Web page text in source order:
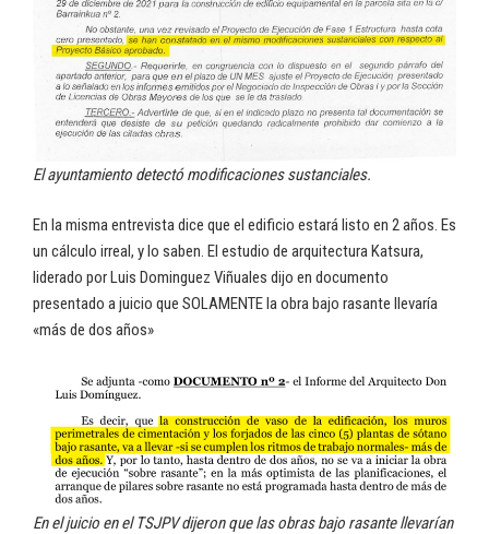
El ayuntamiento detectó modificaciones sustanciales.
En la misma entrevista dice que el edificio estará listo en 2 años. Es
un cálculo irreal, y lo saben. El estudio de arquitectura Katsura,
liderado por Luis Dominguez Viñuales dijo en documento
presentado a juicio que SOLAMENTE la obra bajo rasante llevaría
«más de dos años»
En el juicio en el TSJPV dijeron que las obras bajo rasante llevarían